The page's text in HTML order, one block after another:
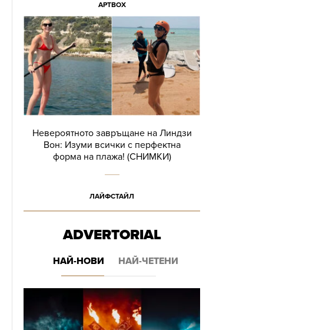
АРТBOX
Невероятното завръщане на Линдзи
Вон: Изуми всички с перфектна
форма на плажа! (СНИМКИ)
ЛАЙФСТАЙЛ
ADVERTORIAL
НАЙ-НОВИ НАЙ-ЧЕТЕНИ